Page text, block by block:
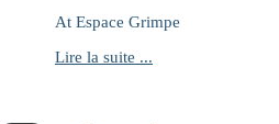
At Espace Grimpe
Lire la suite ...